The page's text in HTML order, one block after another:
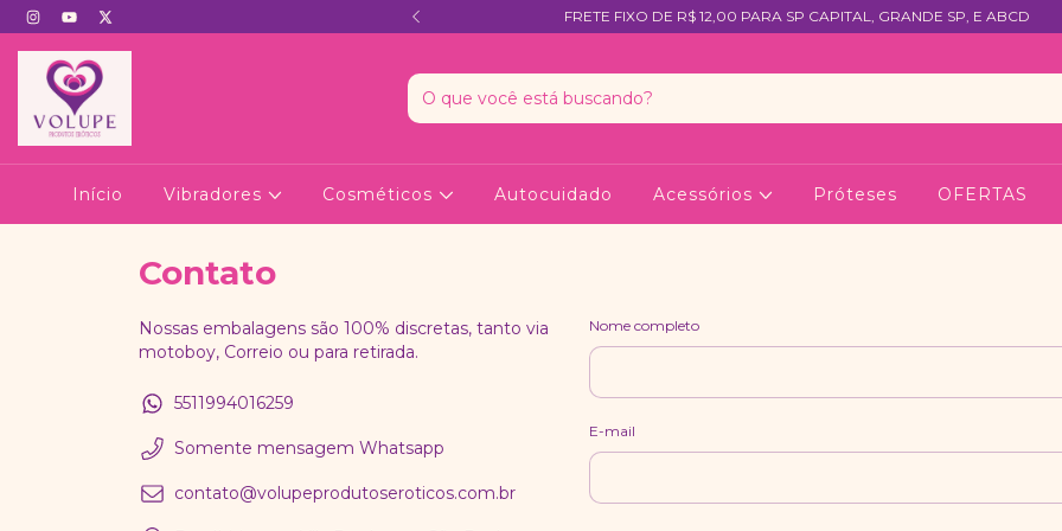
- NÃO TEM MENÇÃO AO NOME FRETE FIXO DE R$ 12,00 PARA SP CAPITAL, GRANDE SP, E ABCD
Início Vibradores Cosméticos Autocuidado Acessórios Próteses OFERTAS
Contato
Nossas embalagens são 100% discretas, tanto via
motoboy, Correio ou para retirada.
5511994016259
Somente mensagem Whatsapp
contato@volupeprodutoseroticos.com.br
Nome completo
E-mail